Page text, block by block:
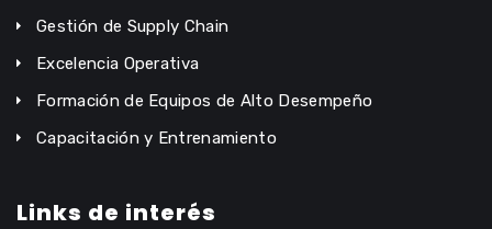
Gestión de Supply Chain
Excelencia Operativa
Formación de Equipos de Alto Desempeño
Capacitación y Entrenamiento
Links de interés